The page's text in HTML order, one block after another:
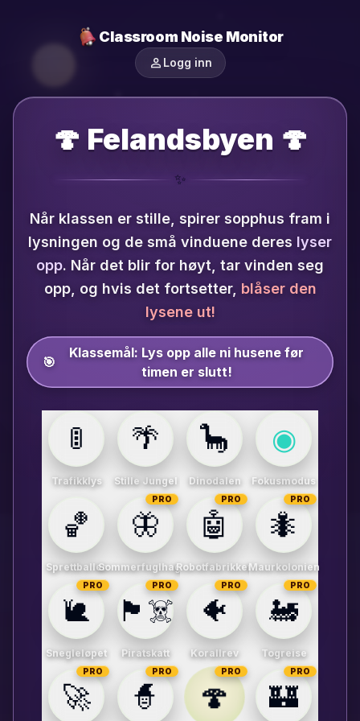
Classroom Noise Monitor
person Logg inn
🍄 Felandsbyen 🍄
✨
Når klassen er stille, spirer sopphus fram i
lysningen og de små vinduene deres lyser
opp. Når det blir for høyt, tar vinden seg
opp, og hvis det fortsetter, blåser den
lysene ut!
🎯
Klassemål: Lys opp alle ni husene før
timen er slutt!
🚦
Trafikklys
🌴
Stille Jungel
🦕
Dinodalen
◉
Fokusmodus
🏀
Sprettballer
🦋
PRO
Sommerfuglhagen
🤖
PRO
Robotfabrikken
🐜
PRO
Maurkolonien
🐌
PRO
Snegleløpet
🏴‍☠️
PRO
Piratskatt
🐠
PRO
Korallrev
🚂
PRO
Togreise
🚀
PRO
🧙
PRO
🍄
PRO
🏰
PRO